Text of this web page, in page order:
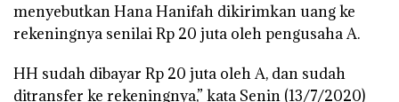
menyebutkan Hana Hanifah dikirimkan uang ke
rekeningnya senilai Rp 20 juta oleh pengusaha A.
HH sudah dibayar Rp 20 juta oleh A, dan sudah
ditransfer ke rekeningnya,” kata Senin (13/7/2020)